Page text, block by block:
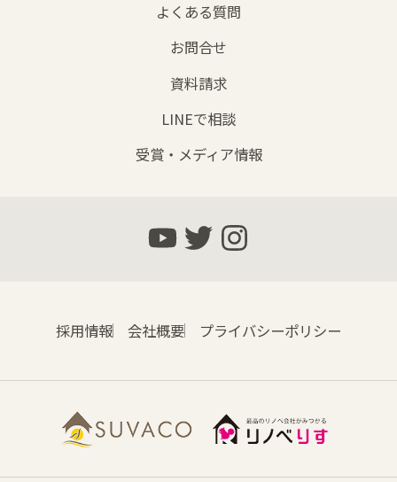
よくある質問
お問合せ
資料請求
LINEで相談
受賞・メディア情報
採用情報 会社概要 プライバシーポリシー